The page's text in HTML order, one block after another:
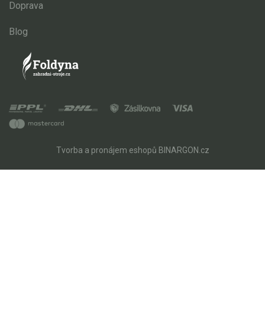
Doprava
Blog
Tvorba a pronájem eshopů BINARGON.cz